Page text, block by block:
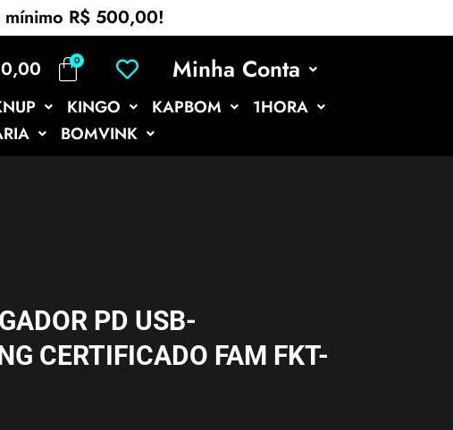
mínimo R$ 500,00!
0,00 Minha Conta
KINGO KAPBOM
1HORA
BOMVINK
PD USB-
CERTIFICADO FAM FKT-